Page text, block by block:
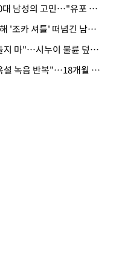
· 직장 불륜 발각된 40대 남성의 고민…"유포 동료 명예훼손·협박죄 고소 가능할까"
· 재취업한 시누이 위해 '조카 셔틀' 떠넘긴 남편…아내 "난 못한다"
· "남의 가정사 끼어들지 마"…시누이 불륜 덮으려는 남편에 억울한 아내
· "현관문 걷어차고 욕설 녹음 반복"…18개월 아기 키우는 집 뒤흔든 '앞집의 비극'